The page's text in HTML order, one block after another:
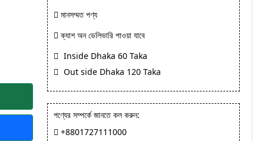
মানসম্মত পণ্য
ক্যাশ অন ডেলিভারি পাওয়া যাবে
Inside Dhaka 60 Taka
Out side Dhaka 120 Taka
পণ্যের সম্পর্কে জানতে কল করুন:
+8801727111000